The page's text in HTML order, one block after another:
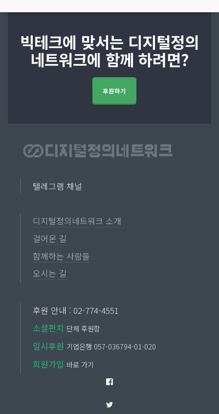
빅테크에 맞서는 디지털정의
네트워크에 함께 하려면?
후원하기
텔레그램 채널
디지털정의네트워크 소개
걸어온 길
함께하는 사람들
오시는 길
후원 안내 : 02-774-4551
소셜펀치 단체 후원함
일시후원 기업은행 057-036794-01-020
회원가입 바로 가기
Facebook
Twitter